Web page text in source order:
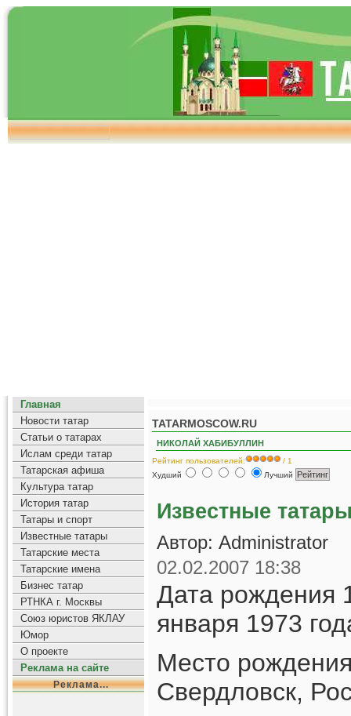
Главная
Новости татар
Статьи о татарах
Ислам среди татар
Татарская афиша
Культура татар
История татар
Татары и спорт
Известные татары
Татарские места
Татарские имена
Бизнес татар
РТНКА г. Москвы
Союз юристов ЯКЛАУ
Юмор
О проекте
Реклама на сайте
Реклама...
TATARMOSCOW.RU
НИКОЛАЙ ХАБИБУЛЛИН
Рейтинг пользователей:
/ 1
Худший
Лучший
Известные
Автор: Administrator
02.02.2007 18:38
Дата рождения
января 1973
Место рождения
Свердловск,